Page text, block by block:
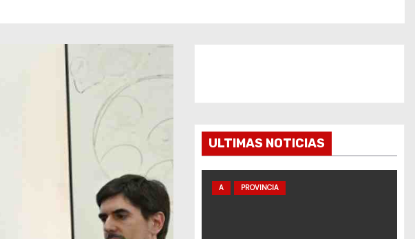
ULTIMAS NOTICIAS
A PROVINCIA